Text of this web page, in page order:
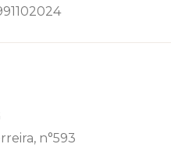
n°593